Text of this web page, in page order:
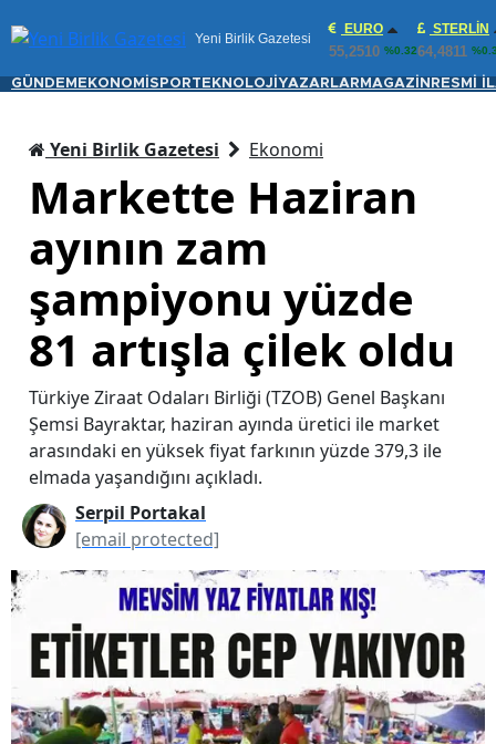
Yeni Birlik Gazetesi
EURO
55,2510 %0.32
STERLIN
64,4811
GÜNDEM EKONOMİ SPORTEKNOLOJİ YAZARLAR MAGAZİN RESMİ
Yeni Birlik Gazetesi Ekonomi
Markette Haziran
ayının zam
şampiyonu yüzde
81 artışla çilek oldu
Türkiye Ziraat Odaları Birliği (TZOB) Genel Başkanı
Şemsi Bayraktar, haziran ayında üretici ile market
arasındaki en yüksek fiyat farkının yüzde 379,3 ile
elmada yaşandığını açıkladı.
Serpil Portakal
[email protected]